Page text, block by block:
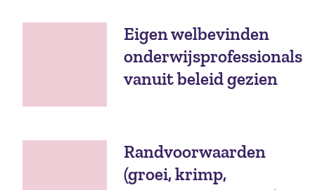
Eigen welbevinden
onderwijsprofessionals
vanuit beleid gezien
Randvoorwaarden
(groei, krimp,